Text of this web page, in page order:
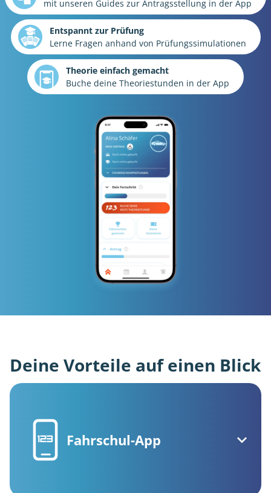
mit unseren Guides zur Antragsstellung in der App
Entspannt zur Prüfung
Lerne Fragen anhand von Prüfungssimulationen
Theorie einfach gemacht
Buche deine Theoriestunden in der App
Deine Vorteile auf einen Blick
Fahrschul-App